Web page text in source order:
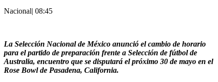
Nacional| 08:45
La Selección Nacional de México anunció el cambio de horario
para el partido de preparación frente a Selección de fútbol de
Australia, encuentro que se disputará el próximo 30 de mayo en el
Rose Bowl de Pasadena, California.